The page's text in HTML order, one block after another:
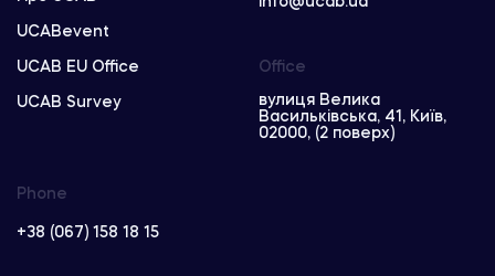
UCABevent
UCAB EU Office
UCAB Survey
Phone
+38 (067) 158 18 15
Office
вулиця Велика
Васильківська, 41, Київ,
02000, (2 поверх)